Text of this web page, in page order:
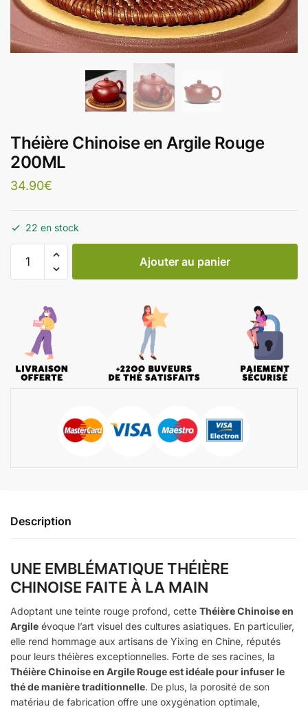
Théière Chinoise en Argile Rouge
200ML
34.90€
22 en stock
Ajouter au panier
Description
UNE EMBLÉMATIQUE THÉIÈRE
CHINOISE FAITE À LA MAIN
Adoptant une teinte rouge profond, cette Théière Chinoise en
Argile évoque l’art visuel des cultures asiatiques. En particulier,
elle rend hommage aux artisans de Yixing en Chine, réputés
pour leurs théières exceptionnelles. Forte de ses racines, la
Théière Chinoise en Argile Rouge est idéale pour infuser le
thé de manière traditionnelle. De plus, la porosité de son
matériau de fabrication offre une oxygénation optimale,